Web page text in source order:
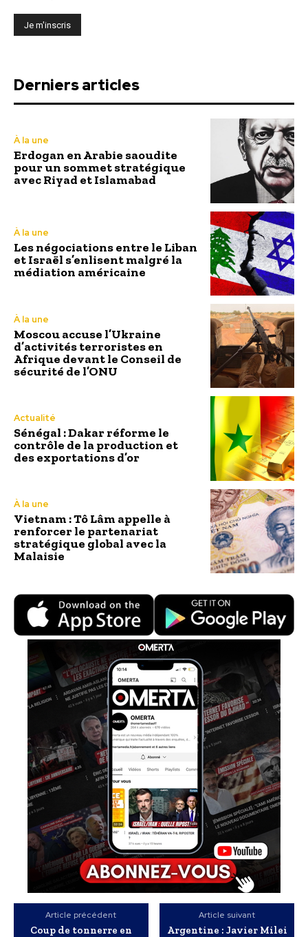
Derniers articles
À la une
Erdogan en Arabie saoudite
pour un sommet stratégique
avec Riyad et Islamabad
À la une
Les négociations entre le Liban
et Israël s’enlisent malgré la
médiation américaine
À la une
Moscou accuse l’Ukraine
d’activités terroristes en
Afrique devant le Conseil de
sécurité de l’ONU
Actualité
Sénégal : Dakar réforme le
contrôle de la production et
des exportations d’or
À la une
Vietnam : Tô Lâm appelle à
renforcer le partenariat
stratégique global avec la
Malaisie
Article précédent
Coup de tonnerre en
Article suivant
Argentine : Javier Milei